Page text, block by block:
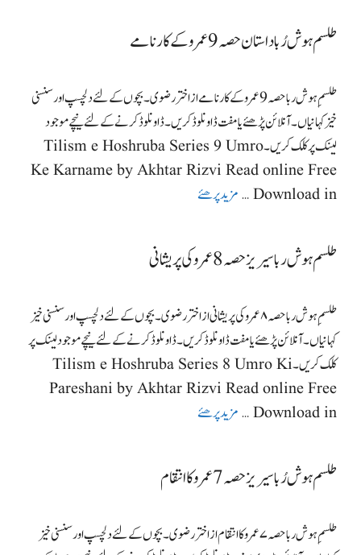
طلسم ہوش رُبا داستان حصہ 9 عمرو کے کارنامے
طلسمِ ہوش ربا حصہ 9عمرو کے کارنامے از اختر رضوی۔ بچوں کے لئے دلچسپ اور سنسنی
خیز کہانیاں۔ آنلائن پڑھئے یا مفت ڈاونلوڈ کریں۔ ڈاونلوڈ کرنے کے لئے نیچے موجود
لینک پر کلک کریں۔ Tilism e Hoshruba Series 9 Umro
Ke Karname by Akhtar Rizvi Read online Free
Download in …
مزید پرھئے
طلسم ہوش ربا سیریز حصہ 8 عمرو کی پریشانی
طلسمِ ہوش ربا حصہ ۸عمرو کی پریشانی از اختر رضوی۔ بچوں کے لئے دلچسپ اور سنسنی خیز
کہانیاں۔ آنلائن پڑھئے یا مفت ڈاونلوڈ کریں۔ ڈاونلوڈ کرنے کے لئے نیچے موجود لینک پر
کلک کریں۔ Tilism e Hoshruba Series 8 Umro Ki
Pareshani by Akhtar Rizvi Read online Free
Download in …
مزید پرھئے
طلسم ہوش رُبا سیریز حصہ 7 عمرو کا انتقام
طلسمِ ہوش ربا حصہ ۷عمرو کا انتقام از اختر رضوی۔ بچوں کے لئے دلچسپ اور سنسنی خیز